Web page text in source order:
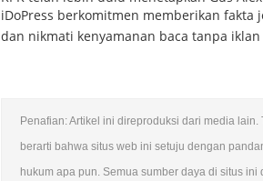
iDoPress berkomitmen memberikan
dan nikmati kenyamanan baca tanpa
Penafian: Artikel ini direproduksi dari media
berarti bahwa situs web ini setuju dengan
hukum apa pun. Semua sumber daya di situs